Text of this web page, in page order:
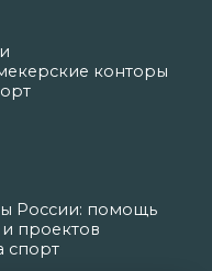
конторы
России: помощь
проектов
спорт